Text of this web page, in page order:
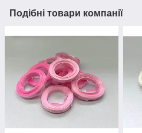
Подібні товари компанії